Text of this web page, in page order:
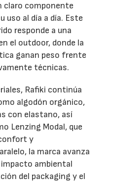
claro componente
uso al día a día. Este
responde a una
el outdoor, donde la
ganan peso frente
técnicas.
Rafiki continúa
algodón orgánico,
con elastano, así
Lenzing Modal, que
y
la marca avanza
impacto ambiental
del packaging y el